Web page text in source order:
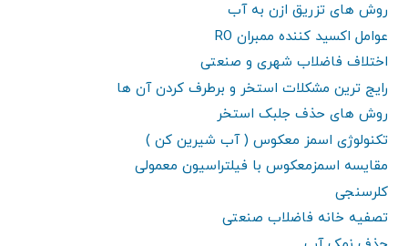
روش های تزریق ازن به آب
عوامل اکسید کننده ممبران RO
اختلاف فاضلاب شهری و صنعتی
رایج ترین مشکلات استخر و برطرف کردن آن ها
روش های حذف جلبک استخر
تکنولوژی اسمز معکوس ( آب شیرین کن )
مقایسه اسمزمعکوس با فیلتراسیون معمولی
کلرسنجی
تصفیه خانه فاضلاب صنعتی